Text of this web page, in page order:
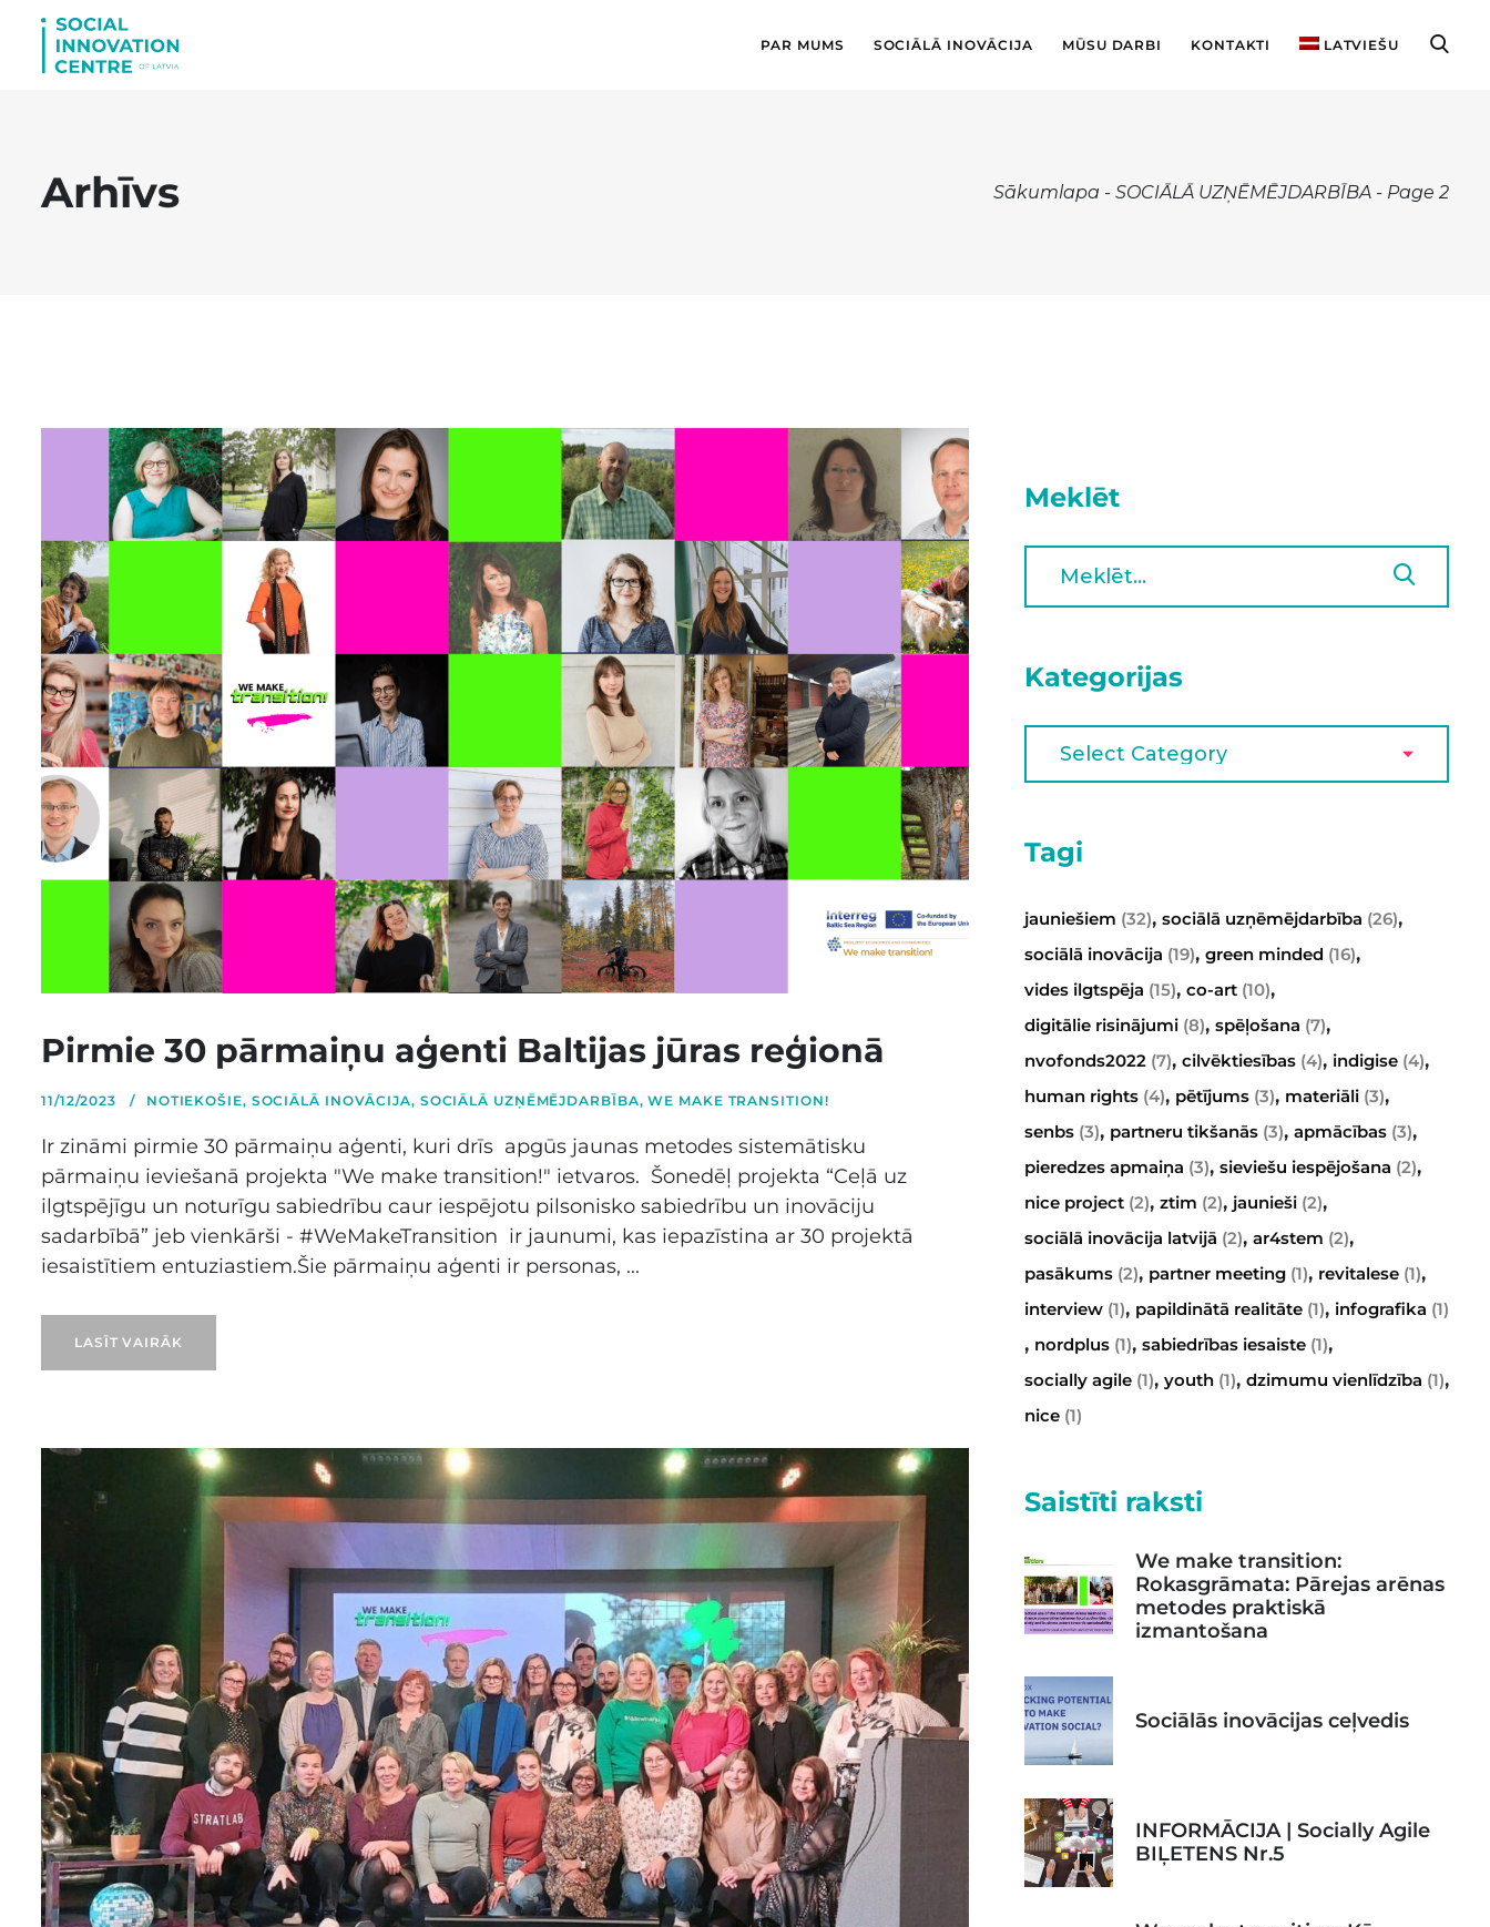
PAR MUMS SOCIĀLĀ INOVĀCIJA MŪSU DARBI KONTAKTI LATVIEŠU
Arhīvs Sākumlapa - SOCIĀLĀ UZŅĒMĒJDARBĪBA - Page 2
Pirmie 30 pārmaiņu aģenti Baltijas jūras reģionā
11/12/2023 NOTIEKOŠIE, SOCIĀLĀ INOVĀCIJA, SOCIĀLĀ UZŅĒMĒJDARBĪBA,WE MAKE TRANSITION!
Ir zināmi pirmie 30 pārmaiņu aģenti, kuri drīs apgūs jaunas metodes sistemātisku
pārmaiņu ieviešanā projekta "We make transition!" ietvaros. Šonedēļ projekta “Ceļā uz
ilgtspējīgu un noturīgu sabiedrību caur iespējotu pilsonisko sabiedrību un inovāciju
sadarbībā” jeb vienkārši - #WeMakeTransition ir jaunumi, kas iepazīstina ar 30 projektā
iesaistītiem entuziastiem.Šie pārmaiņu aģenti ir personas, ...
LASĪT VAIRĀK
Meklēt
Kategorijas
Tagi
jauniešiem (32), sociālā uzņēmējdarbība (26),
sociālā inovācija (19), green minded (16),
vides ilgtspēja (15), co-art(10),
digitālie risinājumi(8), spēļošana (7),
nvofonds2022(7), cilvēktiesības(4), indigise(4),
human rights(4), pētījums(3), materiāli(3),
senbs(3), partneru tikšanās(3), apmācības(3),
pieredzes apmaiņa (3), sieviešu iespējošana (2),
nice project(2), ztim (2), jaunieši(2),
sociālā inovācija latvijā (2), ar4stem (2),
pasākums(2), partner meeting(1), revitalese(1),
interview(1), papildinātā realitāte(1), infografika (1)
, nordplus(1), sabiedrības iesaiste(1),
socially agile(1), youth(1), dzimumu vienlīdzība (1),
nice(1)
Saistīti raksti
We make transition:
Rokasgrāmata: Pārejas arēnas
metodes praktiskā
izmantošana
Sociālās inovācijas ceļvedis
INFORMĀCIJA | Socially Agile
BIĻETENS Nr.5